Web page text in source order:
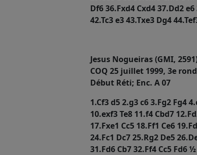
Df6 36.Fxd4 Cxd4 37.Dd2
42.Tc3 e3 43.Txe3 Dg4
Jesus Nogueiras (GMI,
COQ 25 juillet 1999, 3e
Début Réti; Enc. A 07
1.Cf3 d5 2.g3 c6 3.Fg2 Fg4
10.exf3 Te8 11.f4 Cbd7
17.Fxe1 Cc5 18.Ff1 Ce6
24.Fc1 Dc7 25.Rg2 De5
31.Fd6 Cb7 32.Ff4 Cc5 Fd6